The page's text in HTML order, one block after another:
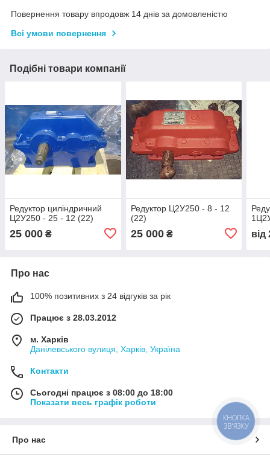
Повернення товару впродовж 14 днів за домовленістю
Всі умови повернення
Подібні товари компанії
Редуктор циліндричний
Ц2У250 - 25 - 12 (22)
25 000 ₴
Редуктор Ц2У250 - 8 - 12
(22)
25 000₴ від
Про нас
100% позитивних з 24 відгуків за рік
Працює з 28.03.2012
м. Харків
Данілевського вулиця, Харків, Україна
Контакти
Сьогодні працює з 08:00 до 18:00
Показати весь графік роботи
Про нас
КНОПКА
ЗВ'ЯЗКУ